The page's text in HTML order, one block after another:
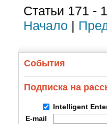
Статьи 171 -
Начало |
События
Подписка на
Intelligent
E-mail